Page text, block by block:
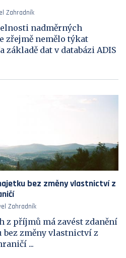
Zahradník
nadměrných
zřejmě nemělo týkat
základě dat v databázi ADIS
bez změny vlastnictví z
Zahradník
z příjmů má zavést zdanění
změny vlastnictví z
...